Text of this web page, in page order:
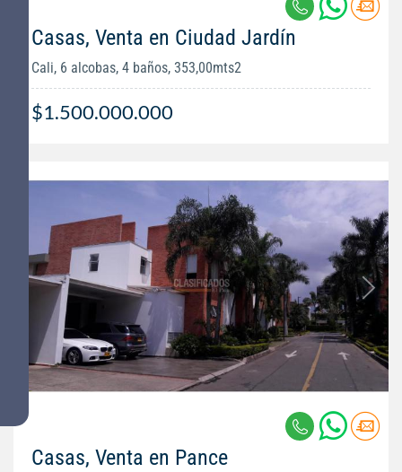
Casas, Venta en Ciudad Jardín
Cali, 6 alcobas, 4 baños, 353,00mts2
$1.500.000.000
Casas, Venta en Pance